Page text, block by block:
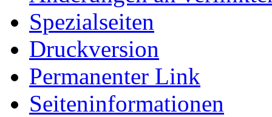
Spezialseiten
Druckversion
Permanenter Link
Seiteninformationen